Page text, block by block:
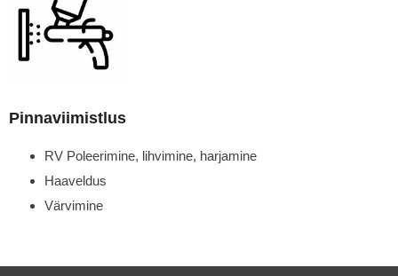
Pinnaviimistlus
RV Poleerimine, lihvimine, harjamine
Haaveldus
Värvimine